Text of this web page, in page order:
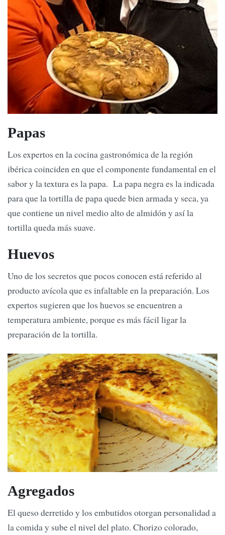
Papas
Los expertos en la cocina gastronómica de la región
ibérica coinciden en que el componente fundamental en el
sabor y la textura es la papa. La papa negra es la indicada
para que la tortilla de papa quede bien armada y seca, ya
que contiene un nivel medio alto de almidón y así la
tortilla queda más suave.
Huevos
Uno de los secretos que pocos conocen está referido al
producto avícola que es infaltable en la preparación. Los
expertos sugieren que los huevos se encuentren a
temperatura ambiente, porque es más fácil ligar la
preparación de la tortilla.
Agregados
El queso derretido y los embutidos otorgan personalidad a
la comida y sube el nivel del plato. Chorizo colorado,